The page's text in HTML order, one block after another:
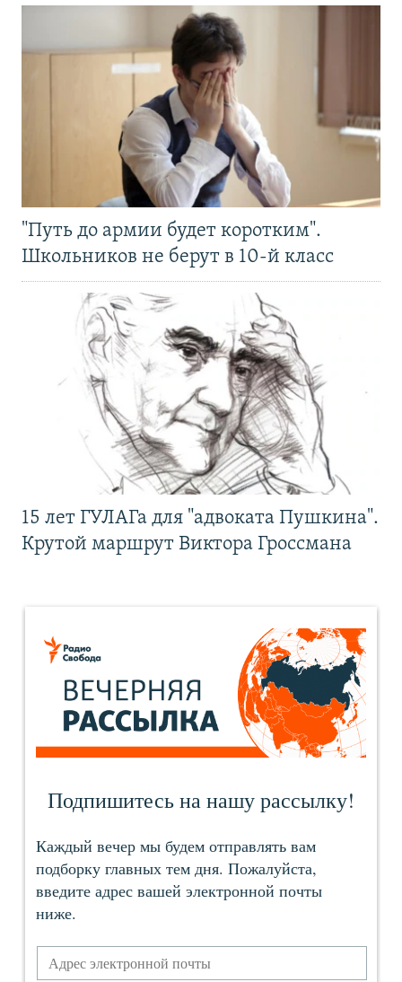
"Путь до армии будет коротким".
Школьников не берут в 10-й класс
15 лет ГУЛАГа для "адвоката Пушкина".
Крутой маршрут Виктора Гроссмана